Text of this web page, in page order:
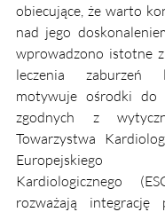
obiecujące, że warto
nad jego
wprowadzono istotne
leczenia zaburzeń
motywuje ośrodki do
zgodnych z
Towarzystwa
Europejskiego
Kardiologicznego
rozważają integrację